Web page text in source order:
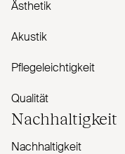
Ästhetik
Akustik
Pflegeleichtigkeit
Qualität
Nachhaltigkeit
Nachhaltigkeit